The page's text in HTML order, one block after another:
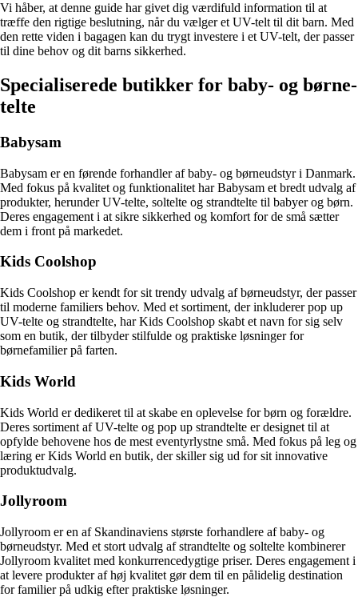
Vi håber, at denne guide har givet dig værdifuld information til at
træffe den rigtige beslutning, når du vælger et UV-telt til dit barn. Med
den rette viden i bagagen kan du trygt investere i et UV-telt, der passer
til dine behov og dit barns sikkerhed.
Specialiserede butikker for baby- og børne-
telte
Babysam
Babysam er en førende forhandler af baby- og børneudstyr i Danmark.
Med fokus på kvalitet og funktionalitet har Babysam et bredt udvalg af
produkter, herunder UV-telte, soltelte og strandtelte til babyer og børn.
Deres engagement i at sikre sikkerhed og komfort for de små sætter
dem i front på markedet.
Kids Coolshop
Kids Coolshop er kendt for sit trendy udvalg af børneudstyr, der passer
til moderne familiers behov. Med et sortiment, der inkluderer pop up
UV-telte og strandtelte, har Kids Coolshop skabt et navn for sig selv
som en butik, der tilbyder stilfulde og praktiske løsninger for
børnefamilier på farten.
Kids World
Kids World er dedikeret til at skabe en oplevelse for børn og forældre.
Deres sortiment af UV-telte og pop up strandtelte er designet til at
opfylde behovene hos de mest eventyrlystne små. Med fokus på leg og
læring er Kids World en butik, der skiller sig ud for sit innovative
produktudvalg.
Jollyroom
Jollyroom er en af Skandinaviens største forhandlere af baby- og
børneudstyr. Med et stort udvalg af strandtelte og soltelte kombinerer
Jollyroom kvalitet med konkurrencedygtige priser. Deres engagement i
at levere produkter af høj kvalitet gør dem til en pålidelig destination
for familier på udkig efter praktiske løsninger.